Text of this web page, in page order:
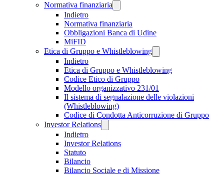
Normativa finanziaria
Indietro
Normativa finanziaria
Obbligazioni Banca di Udine
MiFID
Etica di Gruppo e Whistleblowing
Indietro
Etica di Gruppo e Whistleblowing
Codice Etico di Gruppo
Modello organizzativo 231/01
Il sistema di segnalazione delle violazioni
(Whistleblowing)
Codice di Condotta Anticorruzione di Gruppo
Investor Relations
Indietro
Investor Relations
Statuto
Bilancio
Bilancio Sociale e di Missione